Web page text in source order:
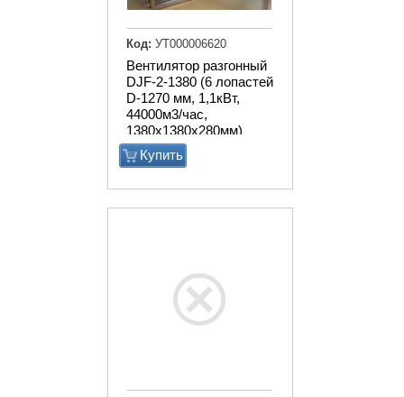
Вентилятор разгонный
DJF-2-1380 (6 лопастей
D-1270 мм, 1,1кВт,
44000м3/час,
1380х1380х280мм)
Купить
Код: УТ000006620